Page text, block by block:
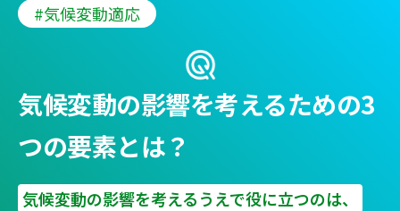
#気候変動適応
気候変動の影響を考えるための3
つの要素とは？
気候変動の影響を考えるうえで役に立つのは、